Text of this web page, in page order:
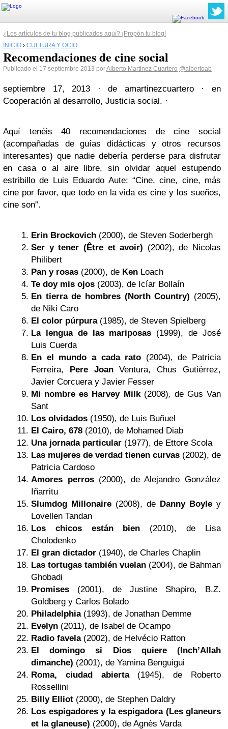
¿Los artículos de tu blog publicados aquí? ¡Propón tu blog!
INICIO › CULTURA Y OCIO
Recomendaciones de cine social
Publicado el 17 septiembre 2013 porAlberto Martinez Cuartero @albertoab
septiembre 17, 2013 · de amartinezcuartero ·
en
Cooperación al desarrollo, Justicia social. ·
Aquí tenéis 40 recomendaciones de cine social
(acompañadas de guías didácticas y otros recursos
interesantes) que nadie debería perderse para disfrutar
en casa o al aire libre, sin olvidar aquel estupendo
estribillo de Luis Eduardo Aute: “Cine, cine, cine, más
cine por favor, que todo en la vida es cine y los sueños,
cine son”.
Erin Brockovich (2000), de Steven Soderbergh
Ser y tener (Être et avoir) (2002), de Nicolas
Philibert
Pan y rosas (2000), de Ken Loach
Te doy mis ojos (2003), de Icíar Bollaín
En tierra de hombres (North Country) (2005),
de Niki Caro
El color púrpura(1985), de Steven Spielberg
La lengua de las mariposas (1999), de José
Luis Cuerda
En el mundo a cada rato (2004),de Patricia
Ferreira, Pere JoanVentura, Chus Gutiérrez,
Javier Corcuera y Javier Fesser
Mi nombre es Harvey Milk(2008), de Gus Van
Sant
Los olvidados (1950), de Luis Buñuel
El Cairo, 678 (2010), de Mohamed Diab
Una jornada particular (1977), de Ettore Scola
Las mujeres de verdad tienen curvas (2002), de
Patricia Cardoso
Amores perros(2000), de Alejandro González
Iñarritu
Slumdog Millonaire (2008), de Danny Boyle y
Lovellen Tandan
Los chicos están bien (2010), de Lisa
Cholodenko
El gran dictador (1940), de Charles Chaplin
Las tortugas también vuelan (2004), de Bahman
Ghobadi
Promises (2001), de Justine Shapiro, B.Z.
Goldberg y Carlos Bolado
Philadelphia(1993), de Jonathan Demme
Evelyn (2011), de Isabel de Ocampo
Radio favela(2002), de Helvécio Ratton
El domingo si Diosquiere (Inch’Allah
dimanche) (2001), de Yamina Benguigui
Roma, ciudad abierta(1945), de Roberto
Rossellini
Billy Elliot (2000), de Stephen Daldry
Los espigadores y la espigadora (Les glaneurs
et la glaneuse) (2000), de Agnès Varda